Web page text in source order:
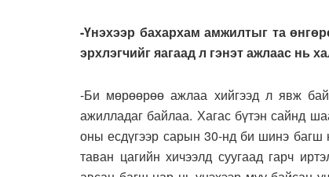
-Үнэхээр бахархам амжилтыг та
эрхлэгчийг яагаад л гэнэт ажлаас нь
-Би мөрөөрөө ажлаа хийгээд л явж
ажилладаг байлаа. Хагас бүтэн сайнд
оны есдүгээр сарын 30-нд би шинэ багш
таван цагийн хичээлд суугаад гарч